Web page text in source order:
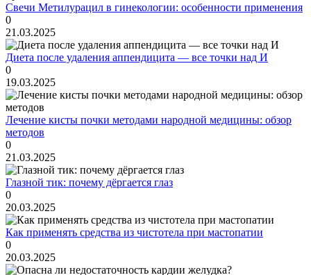
Свечи Метилурацил в гинекологии: особенности применения
0
21.03.2025
Диета после удаления аппендицита — все точки над И
0
19.03.2025
Лечение кисты почки методами народной медицины: обзор
методов
0
21.03.2025
Глазной тик: почему дёргается глаз
0
20.03.2025
Как применять средства из чистотела при мастопатии
0
20.03.2025